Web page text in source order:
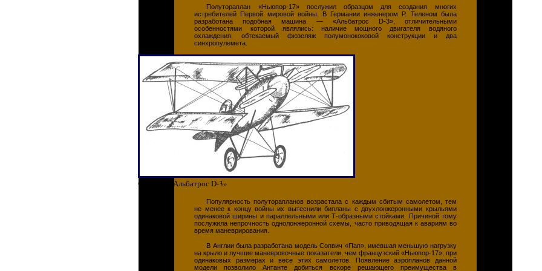
Полутораплан «Ньюпор-17» послужил образцом для создания многих
истребителей Первой мировой войны. В Германии инженером Р. Теленом была
разработана подобная машина — «Альбатрос D-3», отличительными
особенностями которой являлись: наличие мощного двигателя водяного
охлаждения, обтекаемый фюзеляж полумонококовой конструкции и два
синхропулемета.
Самолет «Альбатрос D-3»
Популярность полуторапланов возрастала с каждым сбитым самолетом, тем
не менее к концу войны их вытеснили бипланы с двухлонжеронными крыльями
одинаковой ширины и параллельными или Т-образными стойками. Причиной тому
послужила непрочность однолонжеронной схемы, часто приводящая к авариям во
время маневрирования.
В Англии была разработана модель Сопвич «Пап», имевшая меньшую нагрузку
на крыло и лучшие маневровочные показатели, чем французский «Ньюпор-17», при
одинаковых размерах и весе этих самолетов. Появление аэропланов данной
модели позволило Антанте добиться вскоре решающего преимущества в